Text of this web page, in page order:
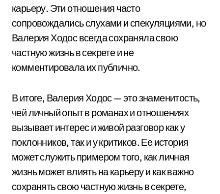
карьеру. Эти отношения часто
сопровождались слухами и спекуляциями, но
Валерия Ходос всегда сохраняла свою
частную жизнь в секрете и не
комментировала их публично.
В итоге, Валерия Ходос — это знаменитость,
чей личный опыт в романах и отношениях
вызывает интерес и живой разговор как у
поклонников, так и у критиков. Ее история
может служить примером того, как личная
жизнь может влиять на карьеру и как важно
сохранять свою частную жизнь в секрете,